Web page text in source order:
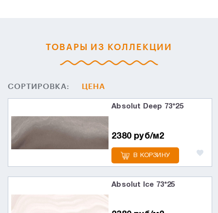
ТОВАРЫ ИЗ КОЛЛЕКЦИИ
СОРТИРОВКА: ЦЕНА
Absolut Deep 73*25
2380 руб/м2
В КОРЗИНУ
Absolut Ice 73*25